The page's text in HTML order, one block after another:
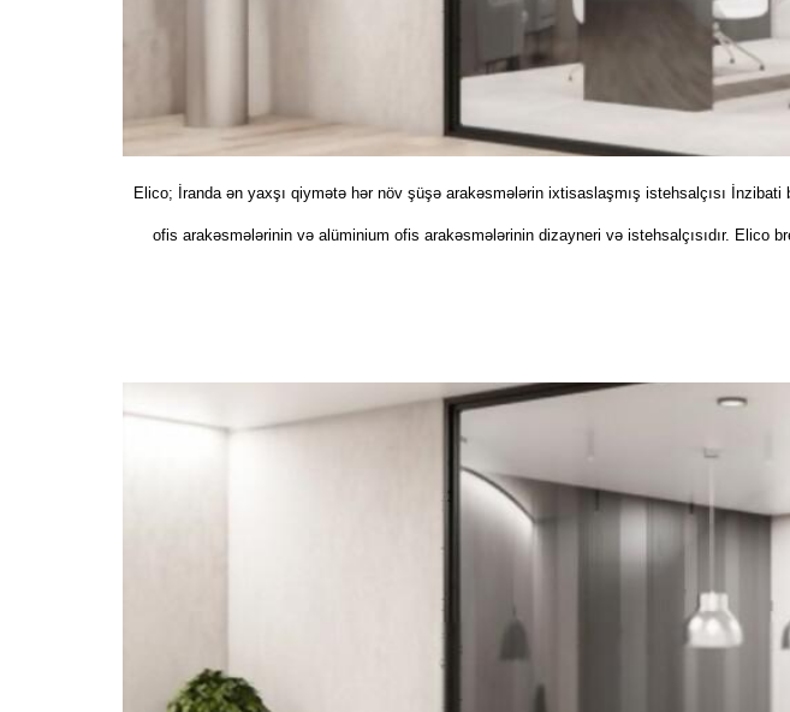
Elico; İranda ən yaxşı qiymətə hər növ şüşə arakəsmələrin ixtisaslaşmış istehsalçısı
ofis arakəsmələrinin və alüminium ofis arakəsmələrinin dizayneri və istehsalçısıdır. Elico